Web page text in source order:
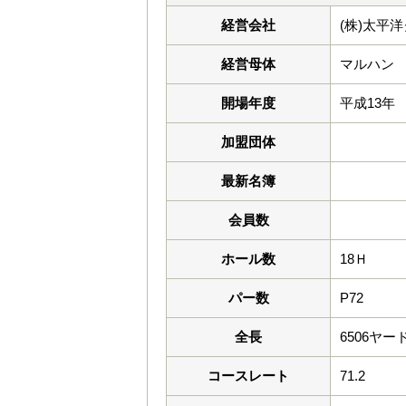
経営会社 (株)太平
経営母体 マルハン
開場年度 平成13年
加盟団体
最新名簿
会員数
ホール数 18Ｈ
パー数 P72
全長 6506ヤー
コースレート 71.2